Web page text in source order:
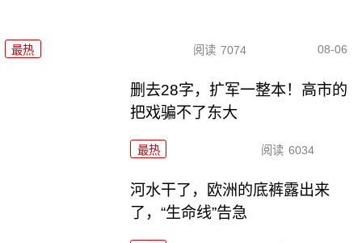
最热 阅读 7074 08-06
删去28字，扩军一整本！高市的
把戏骗不了东大
最热 阅读 6034
河水干了，欧洲的底裤露出来
了，“生命线”告急